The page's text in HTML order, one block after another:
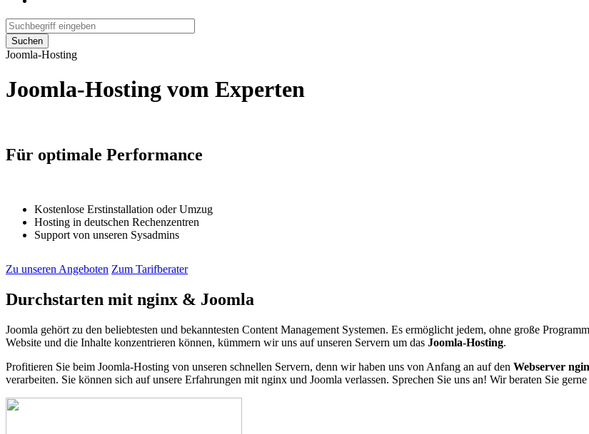
Suchen
Joomla-Hosting
Joomla-Hosting vom Experten
Für optimale Performance
Kostenlose Erstinstallation oder Umzug
Hosting in deutschen Rechenzentren
Support von unseren Sysadmins
Zu unseren Angeboten Zum Tarifberater
Durchstarten mit nginx & Joomla
Joomla gehört zu den beliebtesten und bekanntesten Content Management Systemen. Es ermöglicht jedem, ohne große
Website und die Inhalte konzentrieren können, kümmern wir uns auf unseren Servern um das Joomla-Hosting.
Profitieren Sie beim Joomla-Hosting von unseren schnellen Servern, denn wir haben uns von Anfang an auf den Webserver
verarbeiten. Sie können sich auf unsere Erfahrungen mit nginx und Joomla verlassen. Sprechen Sie uns an! Wir beraten Sie